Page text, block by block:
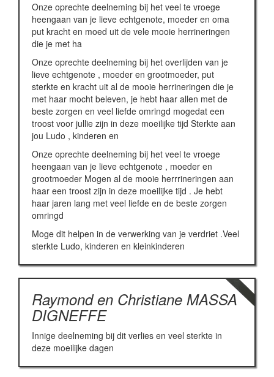
Onze oprechte deelneming bij het veel te vroege
heengaan van je lieve echtgenote, moeder en oma
put kracht en moed uit de vele mooie herrineringen
die je met ha
Onze oprechte deelneming bij het overlijden van je
lieve echtgenote , moeder en grootmoeder, put
sterkte en kracht uit al de mooie herrineringen die je
met haar mocht beleven, je hebt haar allen met de
beste zorgen en veel liefde omringd mogedat een
troost voor jullie zijn in deze moeilijke tijd Sterkte aan
jou Ludo , kinderen en
Onze oprechte deelneming bij het veel te vroege
heengaan van je lieve echtgenote , moeder en
grootmoeder Mogen al de mooie herrrineringen aan
haar een troost zijn in deze moeilijke tijd . Je hebt
haar jaren lang met veel liefde en de beste zorgen
omringd
Moge dit helpen in de verwerking van je verdriet .Veel
sterkte Ludo, kinderen en kleinkinderen
Raymond en Christiane MASSA
DIGNEFFE
Innige deelneming bij dit verlies en veel sterkte in
deze moeilijke dagen